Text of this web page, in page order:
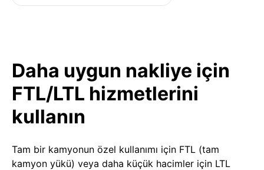
Daha uygun nakliye için
FTL/LTL hizmetlerini
kullanın
Tam bir kamyonun özel kullanımı için FTL (tam
kamyon yükü) veya daha küçük hacimler için LTL